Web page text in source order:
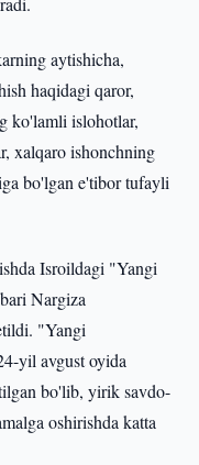
aytishicha,
haqidagi qaror,
ko'lamli islohotlar,
xalqaro ishonchning
bo'lgan e'tibor tufayli
Isroildagi "Yangi
Nargiza
"Yangi
yil avgust oyida
bo'lib, yirik savdo-
oshirishda katta